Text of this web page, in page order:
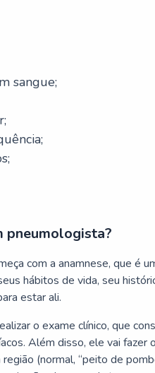
sangue;
pneumologista?
com a anamnese, que é
hábitos de vida, seu
estar ali.
o exame clínico, que
Além disso, ele vai fazer
(normal, “peito de